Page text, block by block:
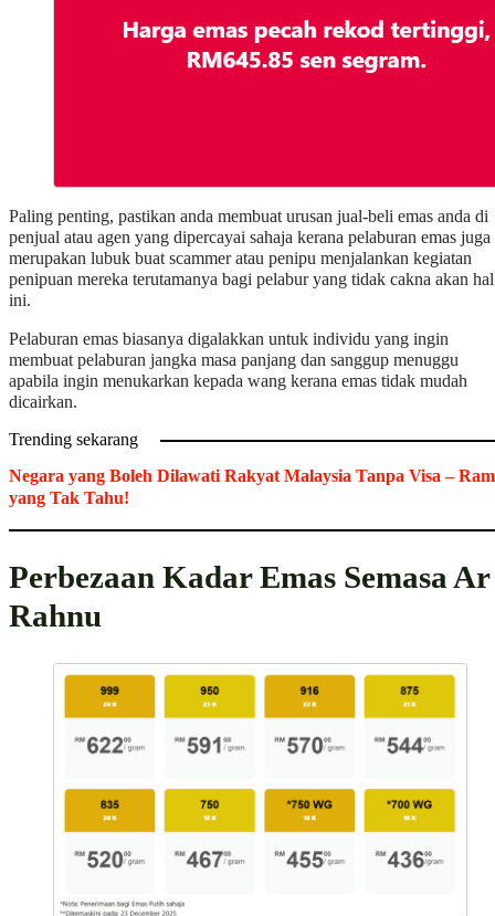
Paling penting, pastikan anda membuat urusan jual-beli emas anda di
penjual atau agen yang dipercayai sahaja kerana pelaburan emas juga
merupakan lubuk buat scammer atau penipu menjalankan kegiatan
penipuan mereka terutamanya bagi pelabur yang tidak cakna akan hal
ini.
Pelaburan emas biasanya digalakkan untuk individu yang ingin
membuat pelaburan jangka masa panjang dan sanggup menuggu
apabila ingin menukarkan kepada wang kerana emas tidak mudah
dicairkan.
Trending sekarang
Negara yang Boleh Dilawati Rakyat Malaysia Tanpa Visa –
yang Tak Tahu!
Perbezaan Kadar Emas Semasa Ar
Rahnu